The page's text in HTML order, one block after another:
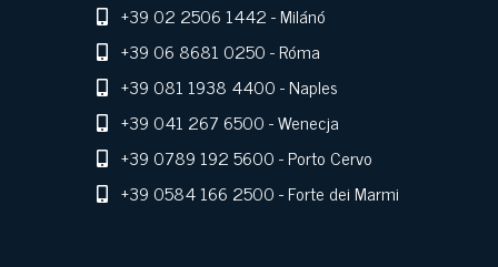
+39 02 2506 1442- Milánó
+39 06 8681 0250- Róma
+39 081 1938 4400- Naples
+39 041 267 6500- Wenecja
+39 0789 192 5600- Porto Cervo
+39 0584 166 2500- Forte dei Marmi